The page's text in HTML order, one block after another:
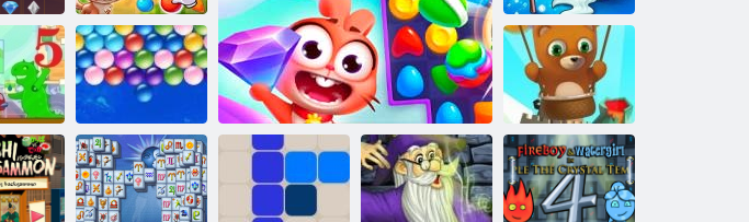
Leckere
Geschichten
Helden von
Match 3
5 Endlose Bubbles
Bubble Shooter
endlos